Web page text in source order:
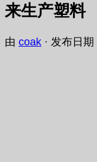
来生产塑料
由 coak · 发布日期